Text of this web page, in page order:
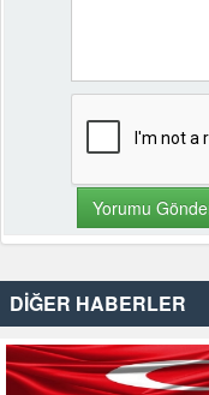
DİĞER HABERLER